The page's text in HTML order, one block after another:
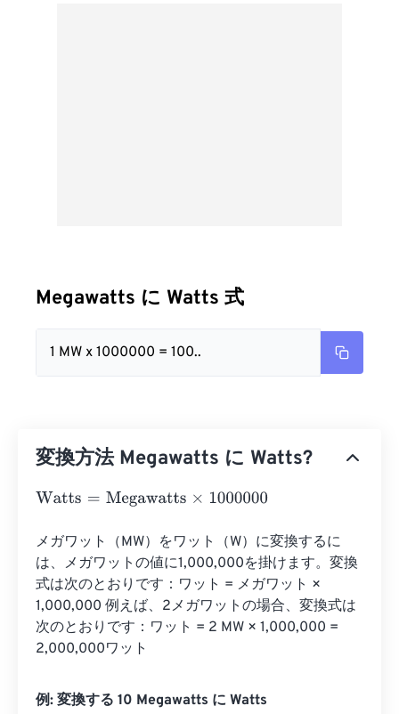
Megawatts に Watts 式
1 MW x 1000000 = 100..
変換方法 Megawatts に Watts?
Watts= Megawatts×1000000
メガワット（MW）をワット（W）に変換するに
は、メガワットの値に1,000,000を掛けます。変換
式は次のとおりです：ワット = メガワット ×
1,000,000 例えば、2メガワットの場合、変換式は
次のとおりです：ワット = 2 MW × 1,000,000 =
2,000,000ワット
例: 変換する 10 Megawatts に Watts